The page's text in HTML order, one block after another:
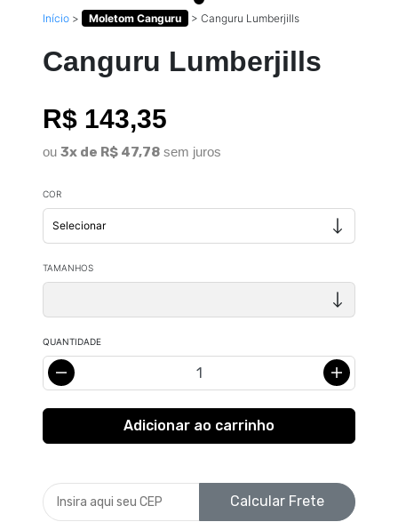
Início > Moletom Canguru > Canguru Lumberjills
Canguru Lumberjills
R$ 143,35
ou 3x de R$ 47,78 sem juros
COR
TAMANHOS
QUANTIDADE
Calcular Frete